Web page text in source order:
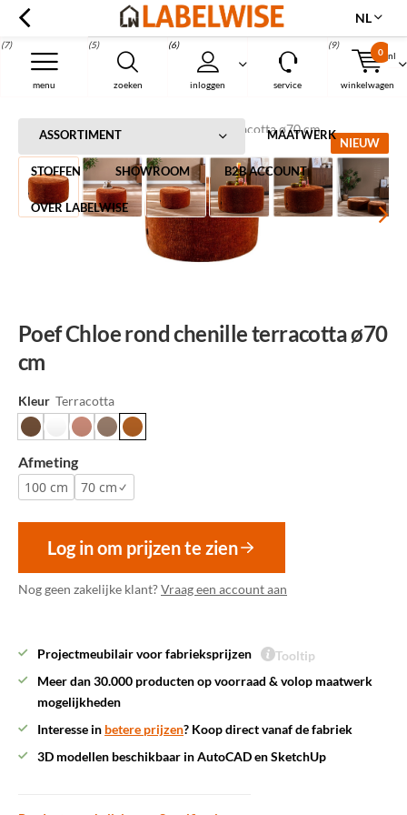
nl
zoeken
(5)
inloggen
(6)
menu
(7)
service winkelwagen
0
(9)
Menu
NL
ASSORTIMENT MAATWERK
STOFFEN SHOWROOM B2B ACCOUNT
OVER LABELWISE
Home Poef Chloe rond chenille terracotta ø70 cm
NIEUW
Poef Chloe rond chenille terracotta ø70
cm
Kleur Terracotta
Afmeting
100 cm
70 cm
Log in om prijzen te zien
Nog geen zakelijke klant?Vraag een account aan
Projectmeubilair voor fabrieksprijzen
Tooltip
Meer dan 30.000 producten op voorraad & volop maatwerk
mogelijkheden
Interesse in betere prijzen? Koop direct vanaf de fabriek
3D modellen beschikbaar in AutoCAD en SketchUp